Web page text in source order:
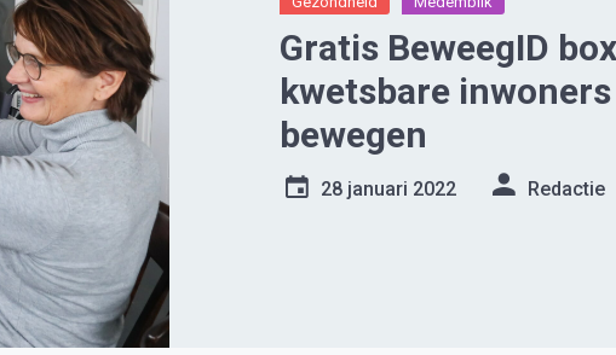
Gratis BeweegID
kwetsbare
bewegen
28 januari 2022 Redactie